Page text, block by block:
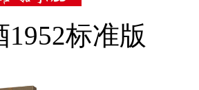
1952标准版